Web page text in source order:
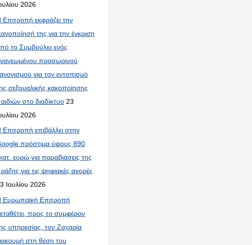
2026
Επιτροπή εκφράζει την
της για την έγκριση
το Συμβούλιο ενός
προσωρινού
για τον εντοπισμό
σεξουαλικής κακοποίησης
στο διαδίκτυο 23
2026
Επιτροπή επιβάλλει στην
πρόστιμα ύψους 890
ευρώ για παραβιάσεις της
για τις ψηφιακές αγορές
Ιουλίου 2026
Ευρωπαϊκή Επιτροπή
προς το συμφέρον
υπηρεσίας, τον Ζαχαρία
στη θέση του